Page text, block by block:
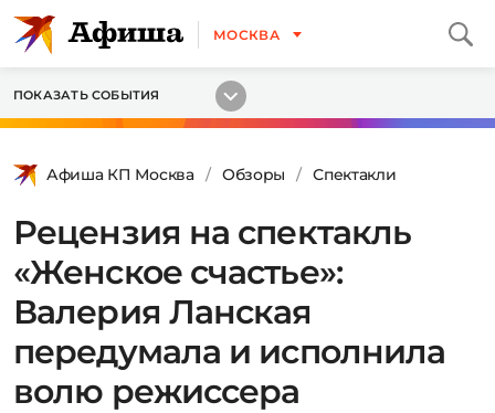
МОСКВА
ПОКАЗАТЬ СОБЫТИЯ
Афиша КП Москва Обзоры Спектакли
Рецензия на спектакль
«Женское счастье»:
Валерия Ланская
передумала и исполнила
волю режиссера